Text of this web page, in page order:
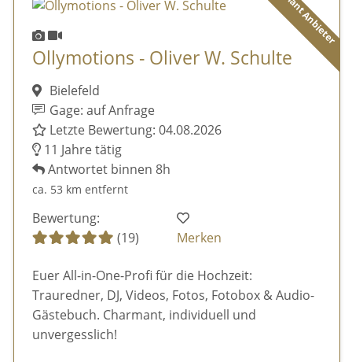
Ollymotions - Oliver W. Schulte
Bielefeld
Gage: auf Anfrage
Letzte Bewertung: 04.08.2026
11 Jahre tätig
Antwortet binnen 8h
ca. 53 km entfernt
Bewertung:
(19)
Merken
Euer All-in-One-Profi für die Hochzeit:
Trauredner, DJ, Videos, Fotos, Fotobox & Audio-
Gästebuch. Charmant, individuell und
unvergesslich!